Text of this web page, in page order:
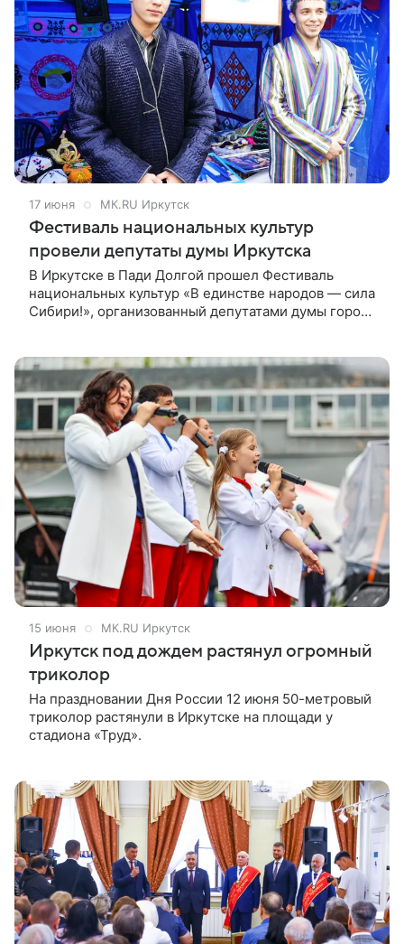
17 июня МК.RU Иркутск
Фестиваль национальных культур
провели депутаты думы Иркутска
В Иркутске в Пади Долгой прошел Фестиваль
национальных культур «В единстве народов — сила
Сибири!», организованный депутатами думы города
председателем комитета по управлению
Свердловским районом Антоном Медко.
15 июня МК.RU Иркутск
Иркутск под дождем растянул огромный
триколор
На праздновании Дня России 12 июня 50-метровый
триколор растянули в Иркутске на площади у
стадиона «Труд».